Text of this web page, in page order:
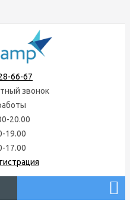
66-67
звонок
20.00
19.00
17.00